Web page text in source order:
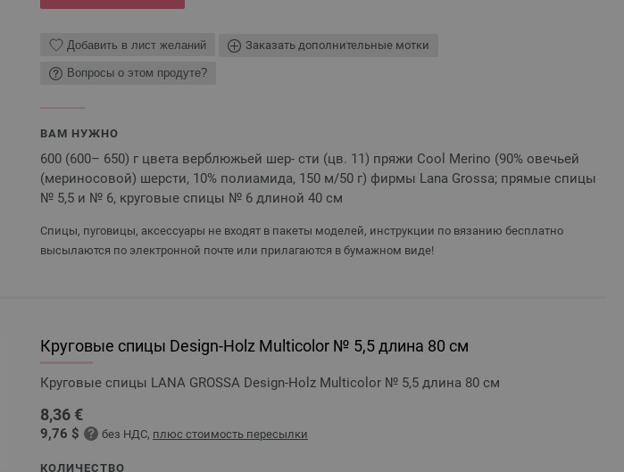
Добавить в лист желаний Заказать дополнительные мотки
Вопросы о этом продуте?
ВАМ НУЖНО
600 (600– 650) г цвета верблюжьей шер- сти (цв. 11) пряжи Cool Merino (90% овечьей
(мериносовой) шерсти, 10% полиамида, 150 м/50 г) фирмы Lana Grossa; прямые спицы
№ 5,5 и № 6, круговые спицы № 6 длиной 40 см
Спицы, пуговицы, аксессуары не входят в пакеты моделей, инструкции по вязанию бесплатно
высылаются по электронной почте или прилагаются в бумажном виде!
Круговые спицы Design-Holz Multicolor № 5,5 длина 80 см
Круговые спицы LANA GROSSA Design-Holz Multicolor № 5,5 длина 80 см
8,36 €
9,76 $ без НДС, плюс стоимость пересылки
КОЛИЧЕСТВО